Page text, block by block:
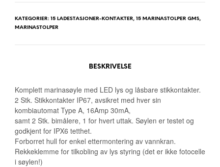
KATEGORIER: 15 LADESTASJONER-KONTAKTER, 15 MARINASTOLPER GMS,
MARINASTOLPER
BESKRIVELSE
Komplett marinasøyle med LED lys og låsbare stikkontakter.
2 Stk. Stikkontakter IP67, avsikret med hver sin
kombiautomat Type A, 16Amp 30mA,
samt 2 Stk. bimålere, 1 for hvert uttak. Søylen er testet og
godkjent for IPX6 tetthet.
Forborret hull for enkel ettermontering av vannkran.
Rekkeklemme for tilkobling av lys styring (det er ikke fotocelle
i søylen!)